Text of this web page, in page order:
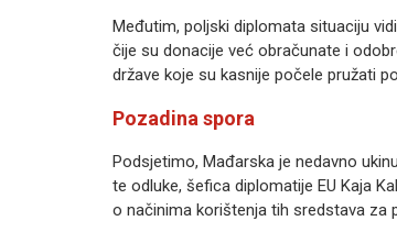
Međutim, poljski diplomata situaciju
čije su donacije već obračunate i
države koje su kasnije počele pružati
Pozadina spora
Podsjetimo, Mađarska je nedavno
te odluke, šefica diplomatije EU Kaja
o načinima korištenja tih sredstava za